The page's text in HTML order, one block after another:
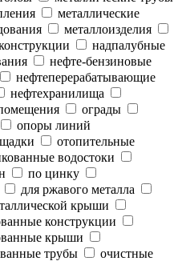
металлические
металлоизделия
надпалубные
нефте-бензиновые
нефтеперерабатывающие
нефтехранилища
ограды
опоры линий
отопительные
водостоки
по цинку
для ржавого металла
крыши
конструкции
крыши
трубы
очистные